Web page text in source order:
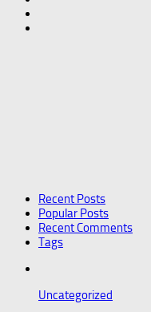
Recent Posts
Popular Posts
Recent Comments
Tags
Uncategorized